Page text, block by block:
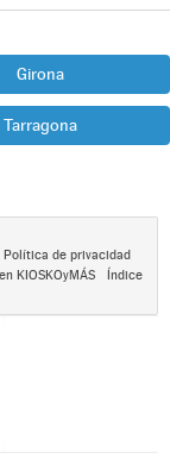
Girona
Tarragona
Política de privacidad
KIOSKOyMÁS
Índice